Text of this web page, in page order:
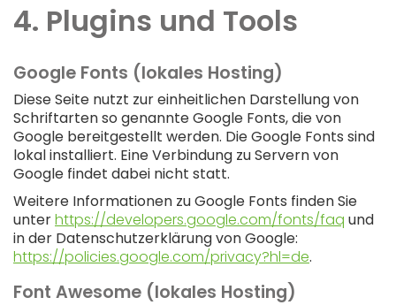
4. Plugins und Tools
Google Fonts (lokales Hosting)
Diese Seite nutzt zur einheitlichen Darstellung von
Schriftarten so genannte Google Fonts, die von
Google bereitgestellt werden. Die Google Fonts sind
lokal installiert. Eine Verbindung zu Servern von
Google findet dabei nicht statt.
Weitere Informationen zu Google Fonts finden Sie
unterhttps://developers.google.com/fonts/faq und
in der Datenschutzerklärung von Google:
https://policies.google.com/privacy?hl=de.
Font Awesome (lokales Hosting)